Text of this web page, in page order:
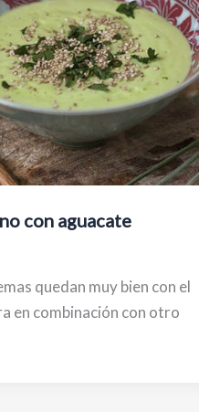
con aguacate
quedan muy bien con el
en combinación con otro